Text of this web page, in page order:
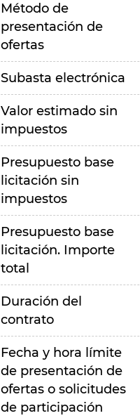
Método de
presentación de
ofertas
Subasta electrónica
Valor estimado sin
impuestos
Presupuesto base
licitación sin
impuestos
Presupuesto base
licitación. Importe
total
Duración del
contrato
Fecha y hora límite
de presentación de
ofertas o solicitudes
de participación